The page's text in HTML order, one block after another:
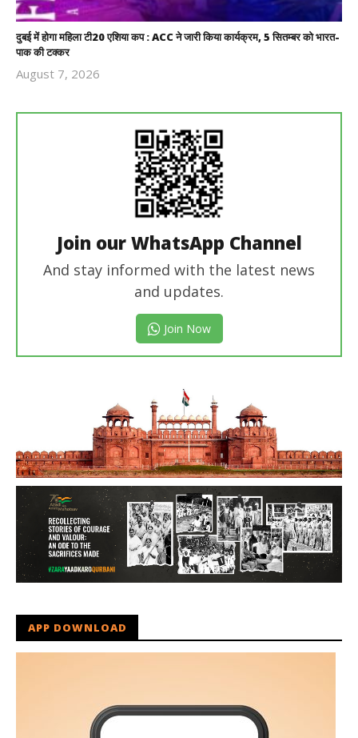
दुबई में होगा महिला टी20 एशिया कप : ACC ने जारी किया कार्यक्रम, 5 सितम्बर को भारत-
पाक की टक्कर
August 7, 2026
Join our WhatsApp Channel
And stay informed with the latest news
and updates.
Join Now
APP DOWNLOAD